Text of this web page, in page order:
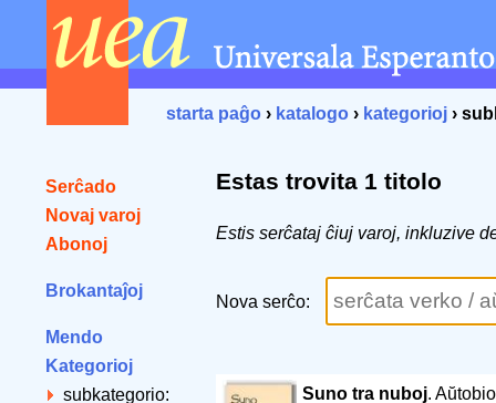
starta paĝo › katalogo › kategorioj ›
Serĉado
Novaj varoj
Abonoj
Brokantaĵoj
Mendo
Kategorioj
subkategorio:
Estas trovita 1 titolo
Estis serĉataj ĉiuj varoj, inkluzive
Nova serĉo:
Suno tra nuboj.